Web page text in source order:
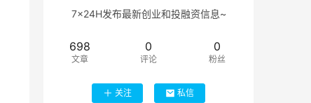
7×24H发布最新创业和投融资信息~
698
文章
0
评论
0
粉丝
关注 私信